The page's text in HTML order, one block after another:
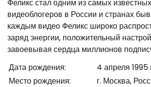
Феликс стал одним из самых
видеоблогеров в России и странах
каждым видео Феликс широко
заряд энергии, положительный
завоевывая сердца миллионов
Дата рождения:
4 апреля 1995
Место рождения:
г. Москва,